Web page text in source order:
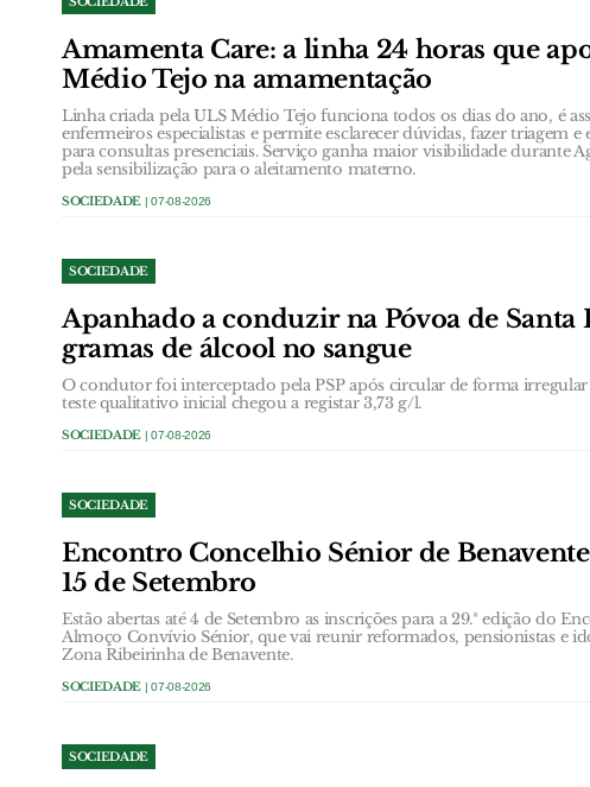
Amamenta Care: a linha 24 horas que
Médio Tejo na amamentação
Linha criada pela ULS Médio Tejo funciona todos os dias do ano, é
enfermeiros especialistas e permite esclarecer dúvidas, fazer triagem e
para consultas presenciais. Serviço ganha maior visibilidade durante
pela sensibilização para o aleitamento materno.
SOCIEDADE | 07-08-2026
SOCIEDADE
Apanhado a conduzir na Póvoa de Santa
gramas de álcool no sangue
O condutor foi interceptado pela PSP após circular de forma
teste qualitativo inicial chegou a registar 3,73 g/l.
SOCIEDADE | 07-08-2026
SOCIEDADE
Encontro Concelhio Sénior de
15 de Setembro
Estão abertas até 4 de Setembro as inscrições para a 29.ª edição do
Almoço Convívio Sénior, que vai reunir reformados, pensionistas e
Zona Ribeirinha de Benavente.
SOCIEDADE | 07-08-2026
SOCIEDADE